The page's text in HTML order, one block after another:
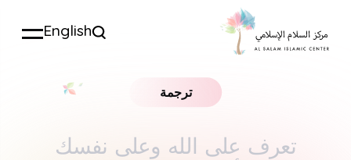
English
ترجمة
تعرف على الله وعلى نفسك